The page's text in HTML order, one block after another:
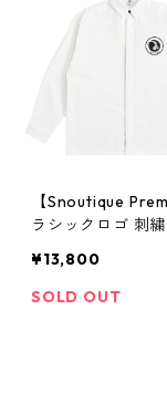
【Snoutique
ラシックロゴ 刺繍
ツ pr0280
¥13,800
SOLD OUT